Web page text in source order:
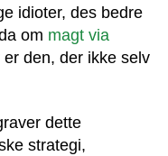
idioter, des bedre
om magt via
den, der ikke selv
dette
strategi,